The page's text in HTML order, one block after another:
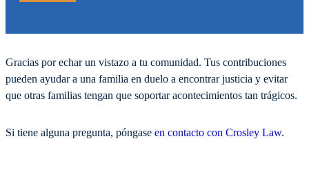
Gracias por echar un vistazo a tu comunidad. Tus contribuciones
pueden ayudar a una familia en duelo a encontrar justicia y evitar
que otras familias tengan que soportar acontecimientos tan trágicos.
Si tiene alguna pregunta, póngase en contacto con Crosley Law.